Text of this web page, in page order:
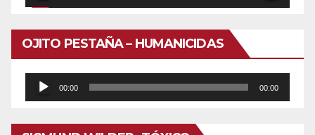
OJITO PESTAÑA – HUMANICIDAS
Reproductor
de
audio
00:00 00:00